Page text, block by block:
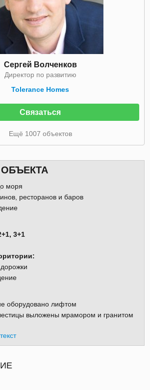
Сергей Волченков
Директор по развитию
Tolerance Homes
Связаться
Ещё 1007 объектов
моря
ресторанов и баров
3+1
оборудовано лифтом
выложены мрамором и гранитом